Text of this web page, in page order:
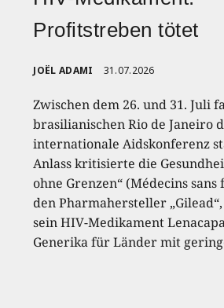
Profitstreben tötet
JOËL ADAMI 31.07.2026
Zwischen dem 26. und 31. Juli
brasilianischen Rio de Janeiro
internationale Aidskonferenz
Anlass kritisierte die
ohne Grenzen“ (Médecins
den Pharmahersteller
sein HIV-Medikament
Generika für Länder mit